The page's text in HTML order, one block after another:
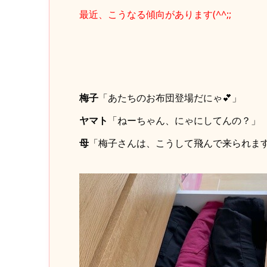
最近、こうなる傾向があります(^^;;
梅子「あたちのお布団登場だにゃ💕」
ヤマト 「ねーちゃん、にゃにしてんの？」
母「梅子さんは、こうして飛んで来られま